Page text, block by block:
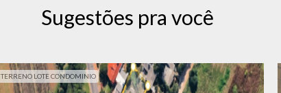
Sugestões pra você
TERRENO LOTE CONDOMINIO